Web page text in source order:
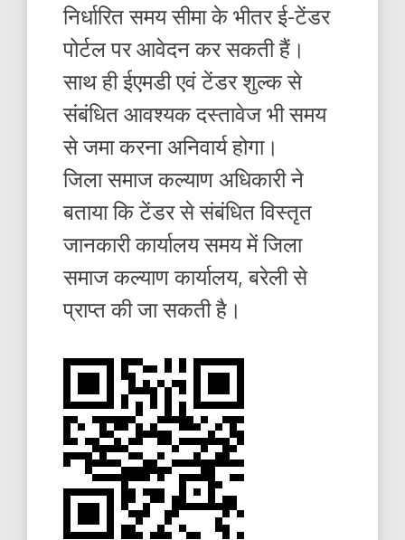
निर्धारित समय सीमा के भीतर ई-टेंडर
पोर्टल पर आवेदन कर सकती हैं।
साथ ही ईएमडी एवं टेंडर शुल्क से
संबंधित आवश्यक दस्तावेज भी समय
से जमा करना अनिवार्य होगा।
जिला समाज कल्याण अधिकारी ने
बताया कि टेंडर से संबंधित विस्तृत
जानकारी कार्यालय समय में जिला
समाज कल्याण कार्यालय, बरेली से
प्राप्त की जा सकती है।